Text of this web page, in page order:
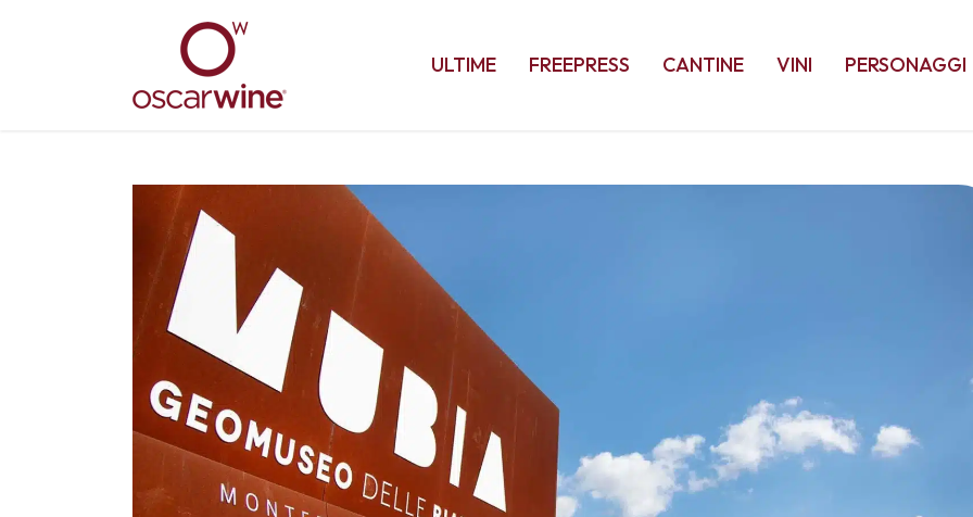
ULTIME FREEPRESS CANTINE VINI PERSONAGGI